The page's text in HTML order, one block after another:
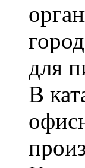
для
В